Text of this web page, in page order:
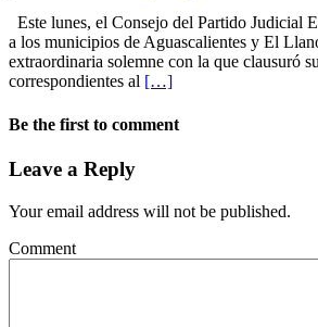
Este lunes, el Consejo del Partido Judicial
a los municipios de Aguascalientes y El
extraordinaria solemne con la que clausuró
correspondientes al […]
Be the first to comment
Leave a Reply
Your email address will not be published.
Comment